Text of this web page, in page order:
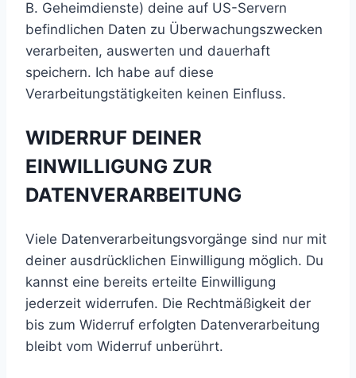
B. Geheimdienste) deine auf US-Servern
befindlichen Daten zu Überwachungszwecken
verarbeiten, auswerten und dauerhaft
speichern. Ich habe auf diese
Verarbeitungstätigkeiten keinen Einfluss.
WIDERRUF DEINER
EINWILLIGUNG ZUR
DATENVERARBEITUNG
Viele Datenverarbeitungsvorgänge sind nur mit
deiner ausdrücklichen Einwilligung möglich. Du
kannst eine bereits erteilte Einwilligung
jederzeit widerrufen. Die Rechtmäßigkeit der
bis zum Widerruf erfolgten Datenverarbeitung
bleibt vom Widerruf unberührt.